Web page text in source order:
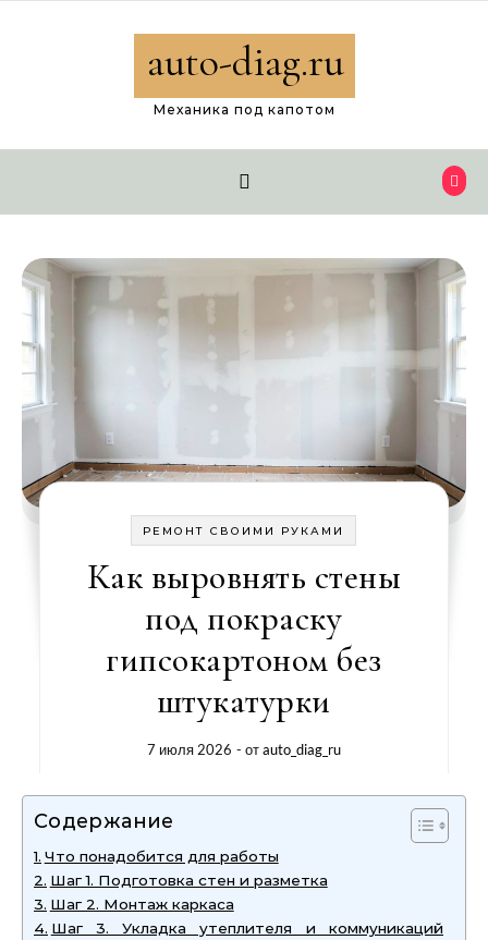
auto-diag.ru
Механика под капотом
РЕМОНТ СВОИМИ РУКАМИ
Как выровнять стены
под покраску
гипсокартоном без
штукатурки
7 июля 2026 - отauto_diag_ru
Содержание
Что понадобится для работы
Шаг 1. Подготовка стен и разметка
Шаг 2. Монтаж каркаса
Шаг 3. Укладка утеплителя и коммуникаций